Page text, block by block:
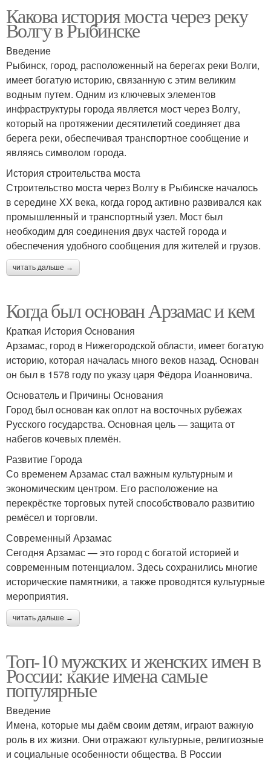
Какова история моста через реку
Волгу в Рыбинске
Введение
Рыбинск, город, расположенный на берегах реки Волги,
имеет богатую историю, связанную с этим великим
водным путем. Одним из ключевых элементов
инфраструктуры города является мост через Волгу,
который на протяжении десятилетий соединяет два
берега реки, обеспечивая транспортное сообщение и
являясь символом города.
История строительства моста
Строительство моста через Волгу в Рыбинске началось
в середине XX века, когда город активно развивался как
промышленный и транспортный узел. Мост был
необходим для соединения двух частей города и
обеспечения удобного сообщения для жителей и грузов.
читать дальше →
Когда был основан Арзамас и кем
Краткая История Основания
Арзамас, город в Нижегородской области, имеет богатую
историю, которая началась много веков назад. Основан
он был в 1578 году по указу царя Фёдора Иоанновича.
Основатель и Причины Основания
Город был основан как оплот на восточных рубежах
Русского государства. Основная цель — защита от
набегов кочевых племён.
Развитие Города
Со временем Арзамас стал важным культурным и
экономическим центром. Его расположение на
перекрёстке торговых путей способствовало развитию
ремёсел и торговли.
Современный Арзамас
Сегодня Арзамас — это город с богатой историей и
современным потенциалом. Здесь сохранились многие
исторические памятники, а также проводятся культурные
мероприятия.
читать дальше →
Топ-10 мужских и женских имен в
России: какие имена самые
популярные
Введение
Имена, которые мы даём своим детям, играют важную
роль в их жизни. Они отражают культурные, религиозные
и социальные особенности общества. В России